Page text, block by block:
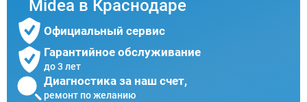
Midea в Краснодаре
Официальный сервис
Гарантийное обслуживание
до 3 лет
Диагностика за наш счет,
ремонт по желанию